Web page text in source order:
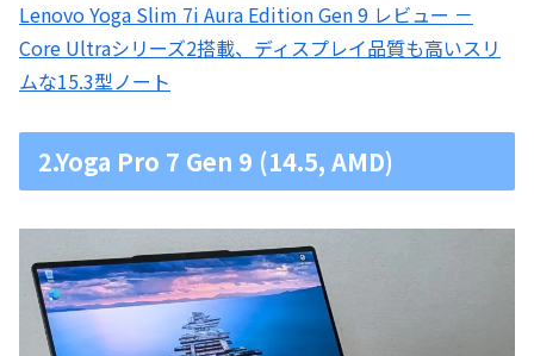
Lenovo Yoga Slim 7i Aura Edition Gen 9 レビュー －
Core Ultraシリーズ2搭載、ディスプレイ品質も高いスリ
ムな15.3型ノート
2.Yoga Pro 7 Gen 9 (14.5, AMD)